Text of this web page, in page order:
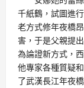
千紙鶴，試圖進
老方式修年夜橋
害，于是父親提
為論證新方式，
他專家各種質疑
了武漢長江年夜